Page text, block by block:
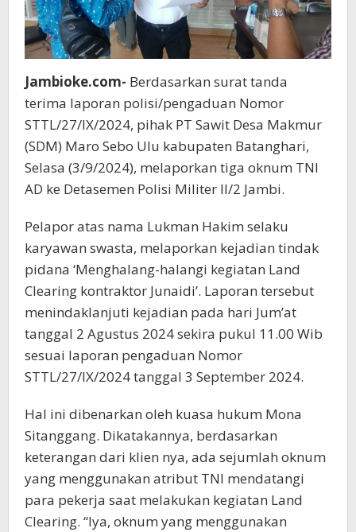
Jambioke.com- Berdasarkan surat tanda
terima laporan polisi/pengaduan Nomor
STTL/27/IX/2024, pihak PT Sawit Desa Makmur
(SDM) Maro Sebo Ulu kabupaten Batanghari,
Selasa (3/9/2024), melaporkan tiga oknum TNI
AD ke Detasemen Polisi Militer II/2 Jambi.
Pelapor atas nama Lukman Hakim selaku
karyawan swasta, melaporkan kejadian tindak
pidana ‘Menghalang-halangi kegiatan Land
Clearing kontraktor Junaidi’. Laporan tersebut
menindaklanjuti kejadian pada hari Jum’at
tanggal 2 Agustus 2024 sekira pukul 11.00 Wib
sesuai laporan pengaduan Nomor
STTL/27/IX/2024 tanggal 3 September 2024.
Hal ini dibenarkan oleh kuasa hukum Mona
Sitanggang. Dikatakannya, berdasarkan
keterangan dari klien nya, ada sejumlah oknum
yang menggunakan atribut TNI mendatangi
para pekerja saat melakukan kegiatan Land
Clearing. “Iya, oknum yang menggunakan